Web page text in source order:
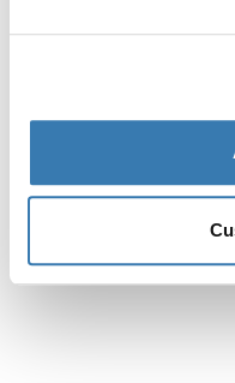
Технические
Toggle guides